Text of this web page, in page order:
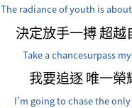
The radiance of youth is
決定放手一搏 超越
Take a chancesurpass
我要追逐 唯一榮
I'm going to chase the